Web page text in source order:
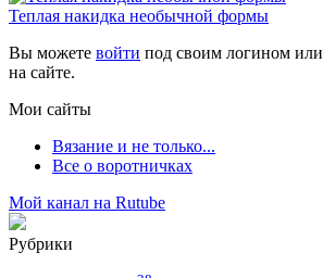
Теплая накидка необычной формы
Вы можете войти под своим логином или
на сайте.
Мои сайты
Вязание и не только...
Все о воротничках
Мой канал на Rutube
Рубрики